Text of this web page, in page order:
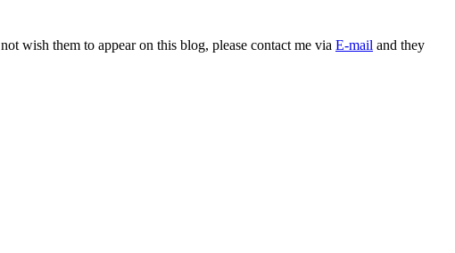
wish them to appear on this blog, please contact me via E-mail and they